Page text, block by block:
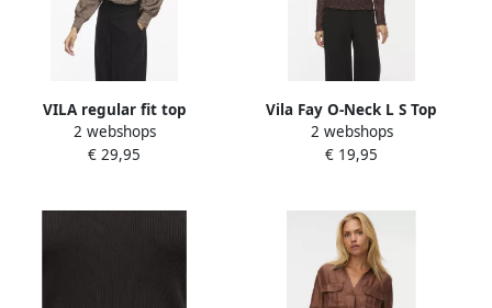
VILA regular fit top
lichtbruin
2 webshops
€ 29,95
Vila Fay O-Neck L S Top
Dames
2 webshops
€ 19,95